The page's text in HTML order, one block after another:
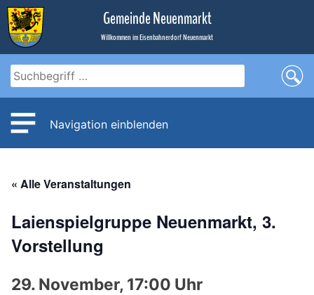
Zum
Inhalt
Gemeinde Neuenmarkt
Willkommen im Eisenbahnerdorf Neuenmarkt
Navigation einblenden
« Alle Veranstaltungen
Laienspielgruppe Neuenmarkt, 3.
Vorstellung
29. November, 17:00 Uhr